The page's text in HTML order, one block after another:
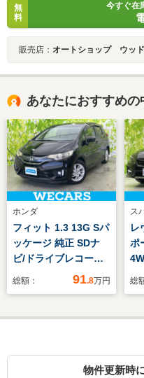
無
料
今すぐ在
販売店： オートショップ ウッ
あなたにおすすめの
ホンダ
フィット 1.3 13G Sパ
ッケージ 純正 SDナ
ビ/ドライブレコーダ
ー 社外/ヘッドランプ
ングストップ/バック
総額： 91.8万円
ス
レ
ポ
ナ
逸
前
総
物件更新時